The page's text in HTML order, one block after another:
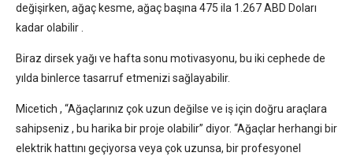
değişirken, ağaç kesme, ağaç başına 475 ila 1.267 ABD Doları
kadar olabilir .
Biraz dirsek yağı ve hafta sonu motivasyonu, bu iki cephede de
yılda binlerce tasarruf etmenizi sağlayabilir.
Micetich , “Ağaçlarınız çok uzun değilse ve iş için doğru araçlara
sahipseniz , bu harika bir proje olabilir” diyor. “Ağaçlar herhangi bir
elektrik hattını geçiyorsa veya çok uzunsa, bir profesyonel